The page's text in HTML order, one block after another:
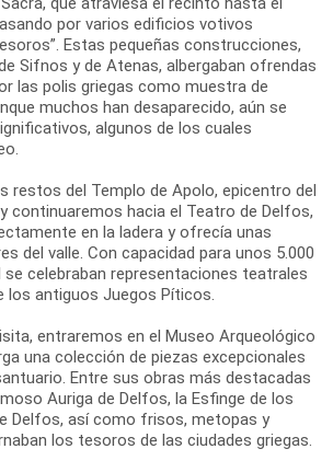
por varios edificios votivos
Estas pequeñas construcciones,
Sifnos y de Atenas, albergaban ofrendas
las polis griegas como muestra de
muchos han desaparecido, aún se
algunos de los cuales
restos del Templo de Apolo, epicentro del
continuaremos hacia el Teatro de Delfos,
en la ladera y ofrecía unas
del valle. Con capacidad para unos 5.000
celebraban representaciones teatrales
los antiguos Juegos Píticos.
entraremos en el Museo Arqueológico
una colección de piezas excepcionales
Entre sus obras más destacadas
Auriga de Delfos, la Esfinge de los
Delfos, así como frisos, metopas y
los tesoros de las ciudades griegas.